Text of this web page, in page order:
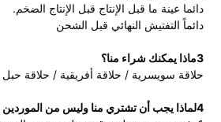
دائما عينة ما قبل الإنتاج قبل الإنتاج الضخم.
دائماً التفتيش النهائي قبل الشحن
3ماذا يمكنك شراء منا؟
حلاقة سويسرية / حلاقة أفريقية / حلاقة
4لماذا يجب أن تشتري منا وليس من الموردين الآخرين؟